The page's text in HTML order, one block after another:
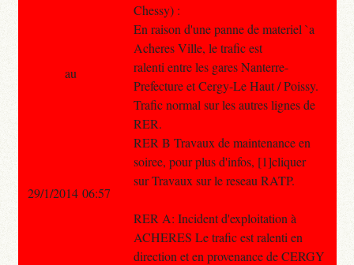
Chessy) :
En raison d'une panne de materiel `a
Acheres Ville, le trafic est
ralenti entre les gares Nanterre-
Prefecture et Cergy-Le Haut / Poissy.
Trafic normal sur les autres lignes de
RER.
RER B Travaux de maintenance en
soiree, pour plus d'infos, [1]cliquer
sur Travaux sur le reseau RATP.
RER A: Incident d'exploitation à
ACHERES Le trafic est ralenti en
direction et en provenance de CERGY
au
29/1/2014 06:57